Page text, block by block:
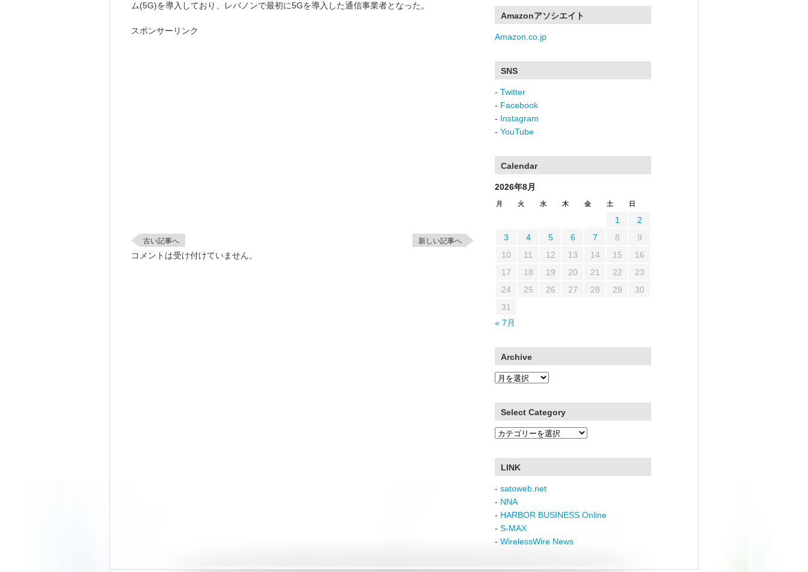
ム(5G)を導入しており、レバノンで最初に5Gを導入した通信事業者となった。
スポンサーリンク
古い記事へ 新しい記事へ
コメントは受け付けていません。
Amazonアソシエイト
Amazon.co.jp
SNS
- Twitter
- Facebook
- Instagram
- YouTube
Calendar
2026年8月
月 火 水 木 金 土 日
1
2
3
4 5 6 7 8
9
10
11 12 13 14 15
16
17
18 19 20 21 22
23
24
25 26 27 28 29
30
31
« 7月
Archive
Archive
Select Category
Select
LINK
- satoweb.net
- NNA
- HARBOR BUSINESS Online
- S-MAX
- WirelessWire News